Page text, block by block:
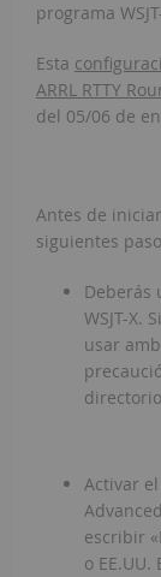
programa
Esta
ARRL RTTY
del 05/06 de
Antes de
siguientes
Deberás
WSJT-X.
usar
Activar
escribir
o